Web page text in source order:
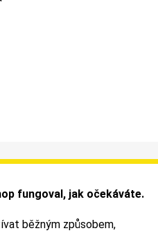
Můj účet
Faktury
fungoval, jak očekáváte.
běžným způsobem,